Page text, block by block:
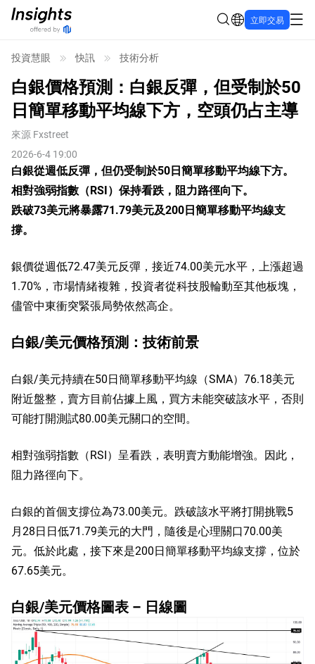
立即交易
投資慧眼 快訊 技術分析
白銀價格預測：白銀反彈，但受制於50
日簡單移動平均線下方，空頭仍占主導
來源 Fxstreet
2026-6-4 19:00
白銀從週低反彈，但仍受制於50日簡單移動平均線下方。
相對強弱指數（RSI）保持看跌，阻力路徑向下。
跌破73美元將暴露71.79美元及200日簡單移動平均線支
撐。
銀價從週低72.47美元反彈，接近74.00美元水平，上漲超過
1.70%，市場情緒複雜，投資者從科技股輪動至其他板塊，
儘管中東衝突緊張局勢依然高企。
白銀/美元價格預測：技術前景
白銀/美元持續在50日簡單移動平均線（SMA）76.18美元
附近盤整，賣方目前佔據上風，買方未能突破該水平，否則
可能打開測試80.00美元關口的空間。
相對強弱指數（RSI）呈看跌，表明賣方動能增強。因此，
阻力路徑向下。
白銀的首個支撐位為73.00美元。跌破該水平將打開挑戰5
月28日日低71.79美元的大門，隨後是心理關口70.00美
元。低於此處，接下來是200日簡單移動平均線支撐，位於
67.65美元。
白銀/美元價格圖表 – 日線圖